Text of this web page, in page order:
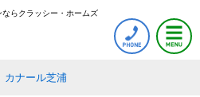
らクラッシー・ホームズ
カナール芝浦